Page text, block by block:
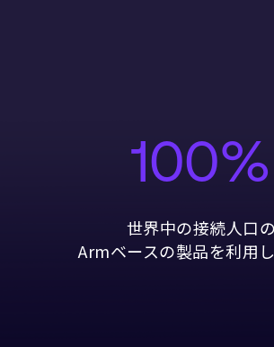
100%
世界中の接続人口の
Armベースの製品を利用